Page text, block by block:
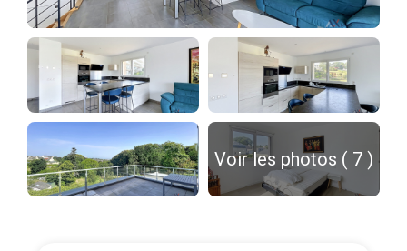
Voir les photos ( 7 )